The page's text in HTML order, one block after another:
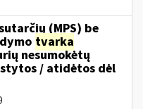
(MPS) be
tvarka
nesumokėtų
/ atidėtos dėl